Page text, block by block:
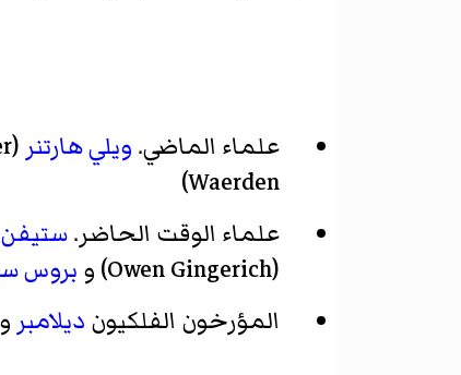
علماء الماضي. ويلي هارتنر
Waerden)
علماء الوقت الحاضر.
(Owen Gingerich) و
بروس
المؤرخون الفلكيون ديلامبر